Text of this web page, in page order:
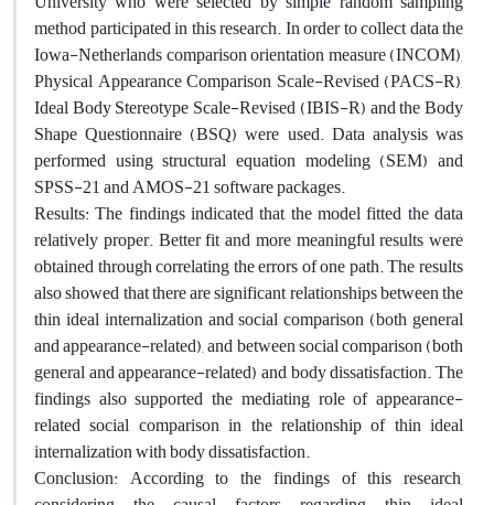
method participated in this research. In order to collect data the
Iowa-Netherlands comparison orientation measure (INCOM),
Physical Appearance Comparison Scale-Revised (PACS-R),
Ideal Body Stereotype Scale-Revised (IBIS-R) and the Body
Shape Questionnaire (BSQ) were used. Data analysis was
performed using structural equation modeling (SEM) and
SPSS-21 and AMOS-21 software packages.
Results: The findings indicated that the model fitted the data
relatively proper. Better fit and more meaningful results were
obtained through correlating the errors of one path. The results
also showed that there are significant relationships between the
thin ideal internalization and social comparison (both general
and appearance-related), and between social comparison (both
general and appearance-related) and body dissatisfaction. The
findings also supported the mediating role of appearance-
related social comparison in the relationship of thin ideal
internalization with body dissatisfaction.
Conclusion: According to the findings of this research,